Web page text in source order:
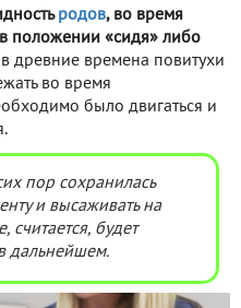
родов, во время
положении «сидя» либо
древние времена повитухи
во время
было двигаться и
пор сохранилась
и высаживать на
считается, будет
дальнейшем.